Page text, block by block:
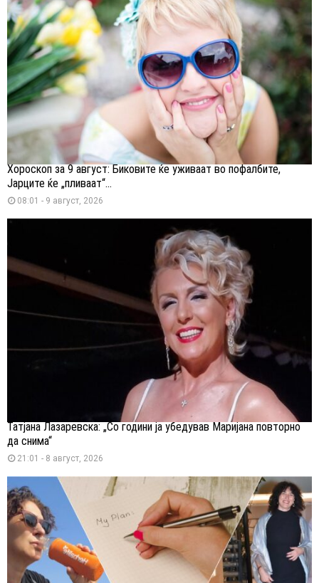
Хороскоп за 9 август: Биковите ќе уживаат во пофалбите,
Јарците ќе „пливаат“...
08:01 - 9 август, 2026
Татјана Лазаревска: „Со години ја убедував Маријана повторно
да снима“
21:01 - 8 август, 2026